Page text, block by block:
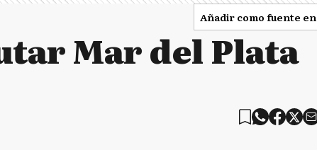
Añadir como fuente en
Mar del Plata